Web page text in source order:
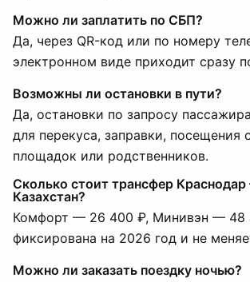
Можно ли заплатить по СБП?
Да, через QR-код или по номеру
электронном виде приходит сразу
Возможны ли остановки в пути?
Да, остановки по запросу
для перекуса, заправки, посещения
площадок или родственников.
Сколько стоит трансфер
Казахстан?
Комфорт — 26 400 ₽, Минивэн — 48
фиксирована на 2026 год и не
Можно ли заказать поездку ночью?